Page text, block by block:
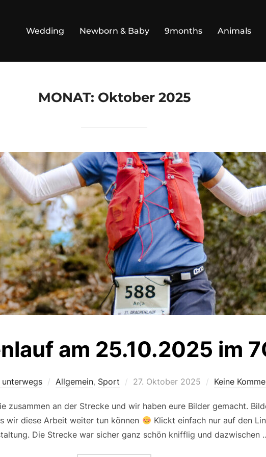
Wedding Newborn & Baby 9months Animals
MONAT: Oktober 2025
am 25.10.2025 im
Allgemein, Sport
Veröffentlicht
27. Oktober 2025 Keine
zusammen an der Strecke und wir haben eure Bilder gemacht.
wir diese Arbeit weiter tun können
Klickt einfach nur auf den
Die Strecke war sicher ganz schön knifflig und dazwischen